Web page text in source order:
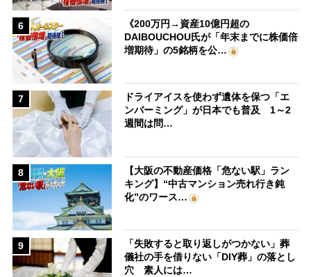
6
《200万円→資産10億円超の
DAIBOUCHOU氏が「年末までに株価倍
増期待」の5銘柄を公…
7
ドライアイスを使わず遺体を保つ「エ
ンバーミング」が日本でも普及 1～2
週間は問…
8
【大阪の不動産価格「危ない駅」ラン
キング】“中古マンション売れ行き鈍
化”のワース…
9
「失敗すると取り返しがつかない」葬
儀社の手を借りない「DIY葬」の落とし
穴 素人には…